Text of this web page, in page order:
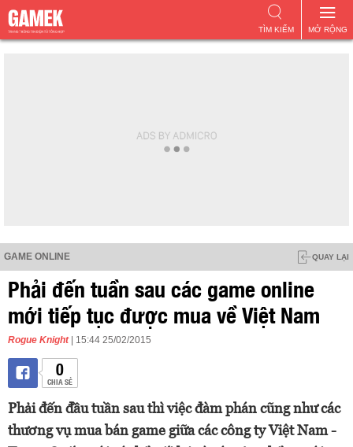
MỞ RỘNG
TÌM KIẾM
GAME ONLINE QUAY LẠI
Phải đến tuần sau các game online
mới tiếp tục được mua về Việt Nam
Rogue Knight | 15:44 25/02/2015
0
CHIA SẺ
Phải đến đầu tuần sau thì việc đàm phán cũng như các
thương vụ mua bán game giữa các công ty Việt Nam -